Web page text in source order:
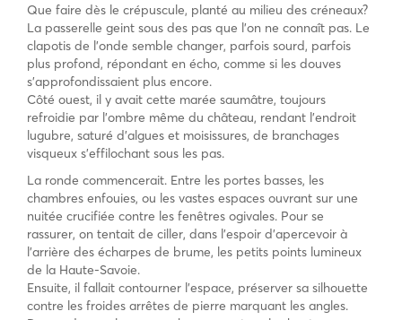
Que faire dès le crépuscule, planté au milieu des créneaux?
La passerelle geint sous des pas que l’on ne connaît pas. Le
clapotis de l’onde semble changer, parfois sourd, parfois
plus profond, répondant en écho, comme si les douves
s’approfondissaient plus encore.
Côté ouest, il y avait cette marée saumâtre, toujours
refroidie par l’ombre même du château, rendant l’endroit
lugubre, saturé d’algues et moisissures, de branchages
visqueux s’effilochant sous les pas.
La ronde commencerait. Entre les portes basses, les
chambres enfouies, ou les vastes espaces ouvrant sur une
nuitée crucifiée contre les fenêtres ogivales. Pour se
rassurer, on tentait de ciller, dans l’espoir d’apercevoir à
l’arrière des écharpes de brume, les petits points lumineux
de la Haute-Savoie.
Ensuite, il fallait contourner l’espace, préserver sa silhouette
contre les froides arrêtes de pierre marquant les angles.